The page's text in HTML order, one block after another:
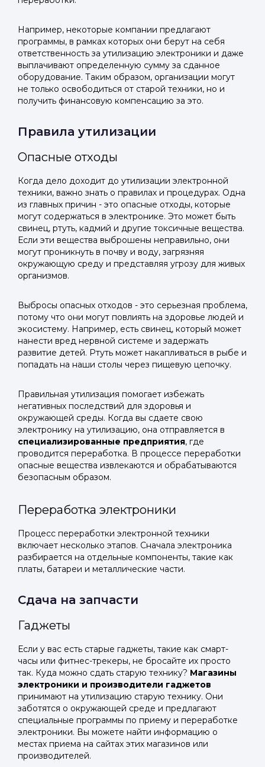
Отправить код
ВКонтакте
или подайте через форму на сайте
Войти в ЛК и заполнить форму
ВКонтакте
или подайте через форму на сайте
Войти в ЛК и заполнить форму
Например, некоторые компании предлагают
программы, в рамках которых они берут на себя
ответственность за утилизацию электроники и даже
выплачивают определенную сумму за сданное
оборудование. Таким образом, организации могут
не только освободиться от старой техники, но и
получить финансовую компенсацию за это.
Правила утилизации
Опасные отходы
Когда дело доходит до утилизации электронной
техники, важно знать о правилах и процедурах. Одна
из главных причин - это опасные отходы, которые
могут содержаться в электронике. Это может быть
свинец, ртуть, кадмий и другие токсичные вещества.
Если эти вещества выброшены неправильно, они
могут проникнуть в почву и воду, загрязняя
окружающую среду и представляя угрозу для живых
организмов.
Выбросы опасных отходов - это серьезная проблема,
потому что они могут повлиять на здоровье людей и
экосистему. Например, есть свинец, который может
нанести вред нервной системе и задержать
развитие детей. Ртуть может накапливаться в рыбе и
попадать на наши столы через пищевую цепочку.
Правильная утилизация помогает избежать
негативных последствий для здоровья и
окружающей среды. Когда вы сдаете свою
электронику на утилизацию, она отправляется в
специализированные предприятия, где
проводится переработка. В процессе переработки
опасные вещества извлекаются и обрабатываются
безопасным образом.
Переработка электроники
Процесс переработки электронной техники
включает несколько этапов. Сначала электроника
разбирается на отдельные компоненты, такие как
платы, батареи и металлические части.
Сдача на запчасти
Гаджеты
Если у вас есть старые гаджеты, такие как смарт-
часы или фитнес-трекеры, не бросайте их просто
так. Куда можно сдать старую технику? Магазины
электроники и производители гаджетов
принимают на утилизацию старую технику. Они
заботятся о окружающей среде и предлагают
специальные программы по приему и переработке
электроники. Вы можете найти информацию о
местах приема на сайтах этих магазинов или
производителей.